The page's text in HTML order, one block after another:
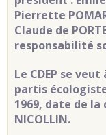
Pierrette
Claude de
responsabilité
Le CDEP se
partis
1969, date de
NICOLLIN.